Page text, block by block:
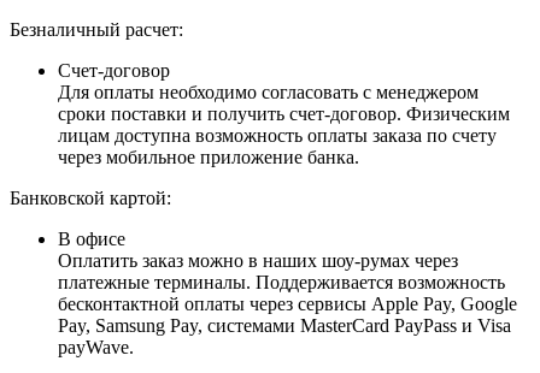
Безналичный расчет:
Счет-договор
Для оплаты необходимо согласовать с менеджером
сроки поставки и получить счет-договор. Физическим
лицам доступна возможность оплаты заказа по счету
через мобильное приложение банка.
Банковской картой:
В офисе
Оплатить заказ можно в наших шоу-румах через
платежные терминалы. Поддерживается возможность
бесконтактной оплаты через сервисы Apple Pay, Google
Pay, Samsung Pay, системами MasterCard PayPass и Visa
payWave.